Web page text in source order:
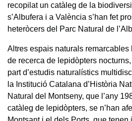
recopilat un catàleg de la
s’Albufera i a València s’han fet
heteròcers del Parc Natural de
Altres espais naturals remarcables
de recerca de lepidòpters
part d’estudis naturalístics
la Institució Catalana d’Història
Natural del Montseny, que l’any
catàleg de lepidòpters, se n’han